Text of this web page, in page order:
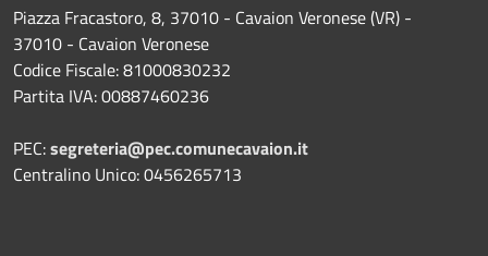
Piazza Fracastoro, 8, 37010 - Cavaion Veronese (VR) -
37010 - Cavaion Veronese
Codice Fiscale: 81000830232
Partita IVA: 00887460236
PEC:segreteria@pec.comunecavaion.it
Centralino Unico: 0456265713